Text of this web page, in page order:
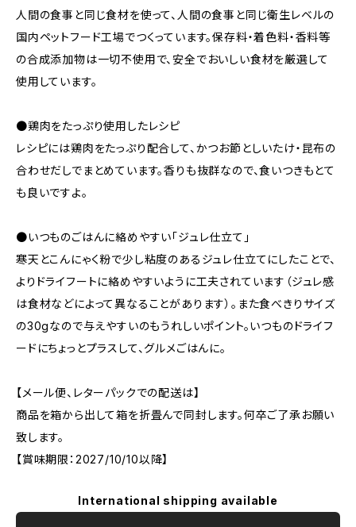
人間の食事と同じ食材を使って、人間の食事と同じ衛生レベルの
国内ペットフード工場でつくっています。保存料・着色料・香料等
の合成添加物は一切不使用で、安全でおいしい食材を厳選して
使用しています。
●鶏肉をたっぷり使用したレシピ
レシピには鶏肉をたっぷり配合して、かつお節としいたけ・昆布の
合わせだしでまとめています。香りも抜群なので、食いつきもとて
も良いですよ。
●いつものごはんに絡めやすい「ジュレ仕立て」
寒天とこんにゃく粉で少し粘度のあるジュレ仕立てにしたことで、
よりドライフートに絡めやすいように工夫されています（ジュレ感
は食材などによって異なることがあります）。また食べきりサイズ
の30gなので与えやすいのもうれしいポイント。いつものドライフ
ードにちょっとプラスして、グルメごはんに。
【メール便、レターパックでの配送は】
商品を箱から出して箱を折畳んで同封します。何卒ご了承お願い
致します。
【賞味期限：2027/10/10以降】
International shipping available